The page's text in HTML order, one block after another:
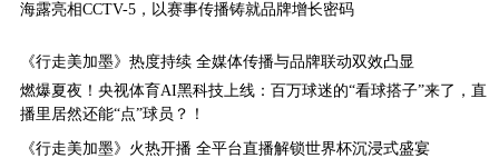
海露亮相CCTV-5，以赛事传播铸就品牌增长密码
《行走美加墨》热度持续 全媒体传播与品牌联动双效凸显
燃爆夏夜！央视体育AI黑科技上线：百万球迷的“看球搭子”来了，直
播里居然还能“点”球员？！
《行走美加墨》火热开播 全平台直播解锁世界杯沉浸式盛宴